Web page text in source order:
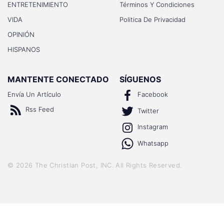
ENTRETENIMIENTO
VIDA
OPINIÓN
HISPANOS
Términos Y Condiciones
Politica De Privacidad
MANTENTE CONECTADO
Envía Un Artículo
Rss Feed
SÍGUENOS
Facebook
Twitter
Instagram
Whatsapp
© 2026 The Christian Post, INC . All Rights Reserved.